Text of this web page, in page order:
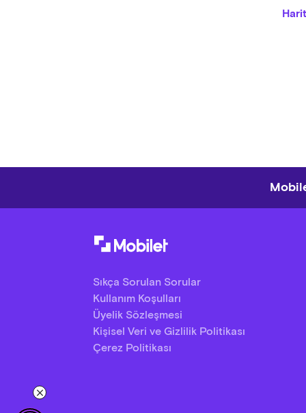
Sıkça Sorulan Sorular
Kullanım Koşulları
Üyelik Sözleşmesi
Kişisel Veri ve Gizlilik Politikası
Çerez Politikası